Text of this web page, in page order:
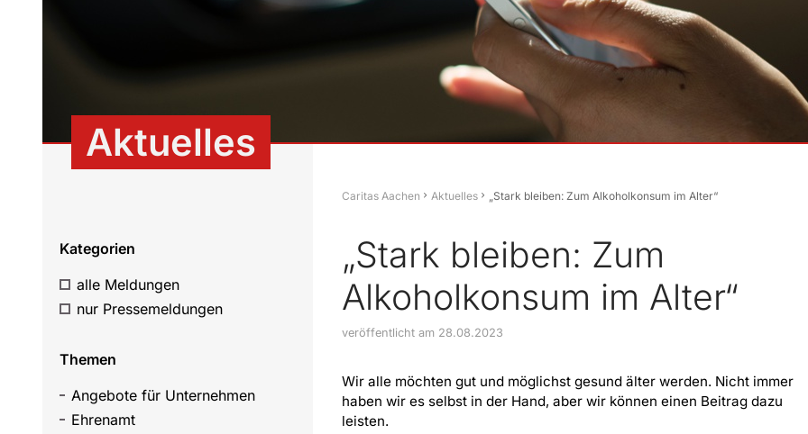
Aktuelles
Kategorien
alle Meldungen
nur Pressemeldungen
Themen
Angebote für Unternehmen
Ehrenamt
Caritas Aachen Aktuelles „Stark bleiben: Zum Alkoholkonsum im Alter“
„Stark bleiben: Zum
Alkoholkonsum im Alter“
veröffentlicht am 28.08.2023
Wir alle möchten gut und möglichst gesund älter werden. Nicht immer
haben wir es selbst in der Hand, aber wir können einen Beitrag dazu
leisten.